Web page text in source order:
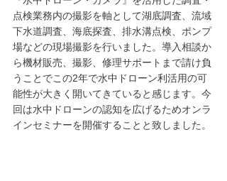
点検業務内の撮影を軸として湖底調査、流域
下水道調査、海底探査、排水溝点検、ポンプ
場などの現場撮影を行いました。導入相談か
ら機材販売、撮影、修理サポートまで請け負
うことでこの2年で水中ドローン利活用の可
能性が大きく開いてきていると感じます。今
回は水中ドローンの認知を広げるためオンラ
インセミナーを開催することと致しました。